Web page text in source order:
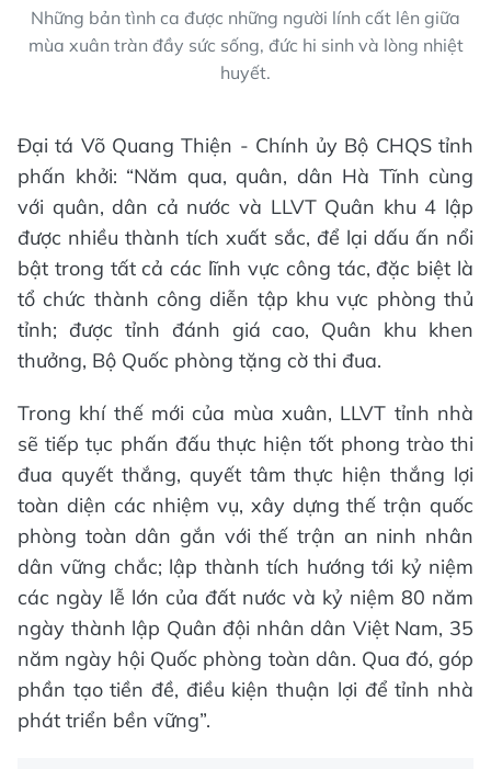
Những bản tình ca được những người lính cất lên giữa
mùa xuân tràn đầy sức sống, đức hi sinh và lòng nhiệt
huyết.
Đại tá Võ Quang Thiện - Chính ủy Bộ CHQS tỉnh
phấn khởi: “Năm qua, quân, dân Hà Tĩnh cùng
với quân, dân cả nước và LLVT Quân khu 4 lập
được nhiều thành tích xuất sắc, để lại dấu ấn nổi
bật trong tất cả các lĩnh vực công tác, đặc biệt là
tổ chức thành công diễn tập khu vực phòng thủ
tỉnh; được tỉnh đánh giá cao, Quân khu khen
thưởng, Bộ Quốc phòng tặng cờ thi đua.
Trong khí thế mới của mùa xuân, LLVT tỉnh nhà
sẽ tiếp tục phấn đấu thực hiện tốt phong trào thi
đua quyết thắng, quyết tâm thực hiện thắng lợi
toàn diện các nhiệm vụ, xây dựng thế trận quốc
phòng toàn dân gắn với thế trận an ninh nhân
dân vững chắc; lập thành tích hướng tới kỷ niệm
các ngày lễ lớn của đất nước và kỷ niệm 80 năm
ngày thành lập Quân đội nhân dân Việt Nam, 35
năm ngày hội Quốc phòng toàn dân. Qua đó, góp
phần tạo tiền đề, điều kiện thuận lợi để tỉnh nhà
phát triển bền vững”.